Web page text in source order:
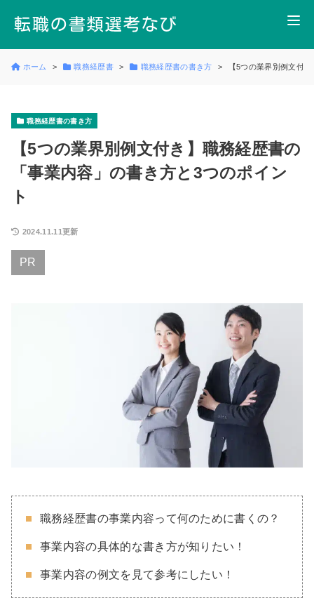
ホーム 職務経歴書 職務経歴書の書き方 【5つの業界別例文付
職務経歴書の書き方
【5つの業界別例文付き】職務経歴書の
「事業内容」の書き方と3つのポイン
ト
2024.11.11更新
PR
職務経歴書の事業内容って何のために書くの？
事業内容の具体的な書き方が知りたい！
事業内容の例文を見て参考にしたい！